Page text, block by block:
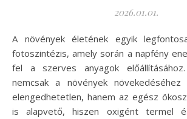
2026.01.01.
A növények életének egyik legfontosabb folyamata a
fotoszintézis, amely során a napfény
fel a szerves anyagok
nemcsak a növények
elengedhetetlen, hanem az egész
is alapvető, hiszen oxigént termel